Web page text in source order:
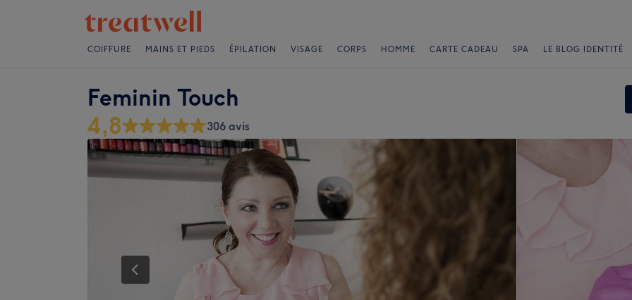
COIFFURE MAINS ET PIEDS ÉPILATION VISAGE CORPS HOMME CARTE CADEAU SPA LE BLOG IDENTITÉ
Feminin Touch
4,8 306 avis